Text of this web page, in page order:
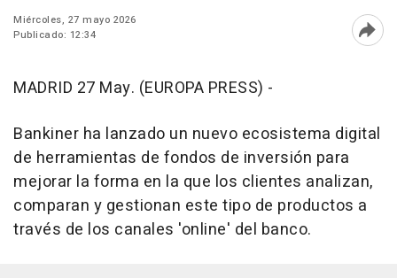
Miércoles, 27 mayo 2026
Publicado: 12:34
MADRID 27 May. (EUROPA PRESS) -
Bankiner ha lanzado un nuevo ecosistema digital
de herramientas de fondos de inversión para
mejorar la forma en la que los clientes analizan,
comparan y gestionan este tipo de productos a
través de los canales 'online' del banco.